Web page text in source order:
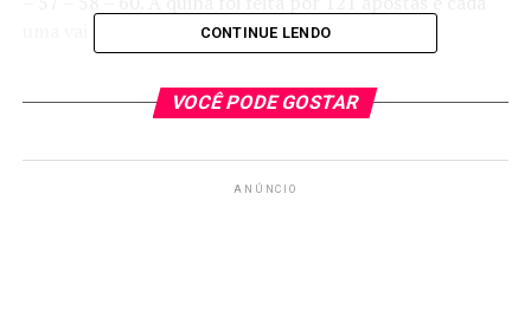
uma vai levar R$ 18.428,91.
Mega-Sena sorteadas na noite deste sábado (2), em
CONTINUE LENDO
VOCÊ PODE GOSTAR
ANÚNCIO